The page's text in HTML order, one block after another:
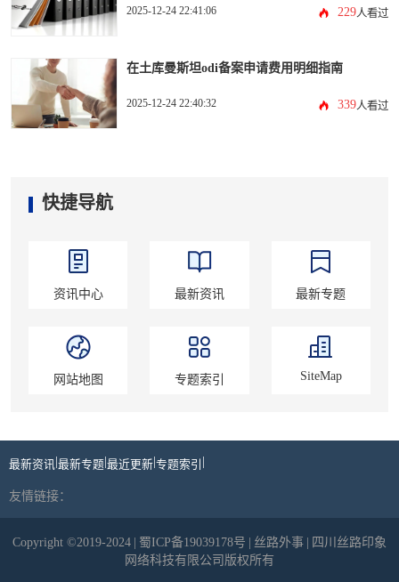
2025-12-24 22:41:06 229人看过
在土库曼斯坦odi备案申请费用明细指南
2025-12-24 22:40:32 339人看过
快捷导航
资讯中心 最新资讯 最新专题
网站地图 专题索引 SiteMap
最新资讯 最新专题 最近更新 专题索引
友情链接：
Copyright ©2019-2024 蜀ICP备19039178号 丝路外事
四川丝路印象
网络科技有限公司版权所有